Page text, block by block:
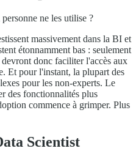
ne les utilise ?
massivement dans la BI et
étonnamment bas : seulement
donc faciliter l'accès aux
Et pour l'instant, la plupart des
pour les non-experts. Le
des fonctionnalités plus
commence à grimper. Plus
Scientist